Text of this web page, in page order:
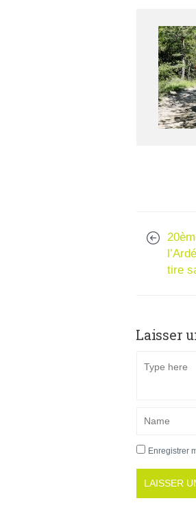
tire
Laisser
Enregistrer